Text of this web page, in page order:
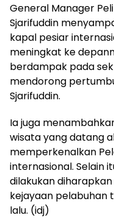
General Manager
Sjarifuddin
kapal pesiar
meningkat ke
berdampak pada
mendorong
Sjarifuddin.
Ia juga
wisata yang datang
memperkenalkan
internasional. Selain
dilakukan
kejayaan pelabuhan
lalu. (idj)